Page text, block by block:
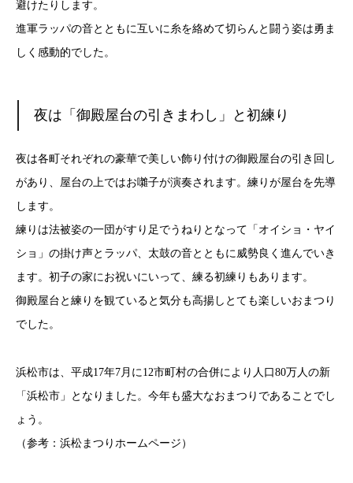
避けたりします。
進軍ラッパの音とともに互いに糸を絡めて切らんと闘う姿は勇ま
しく感動的でした。
夜は「御殿屋台の引きまわし」と初練り
夜は各町それぞれの豪華で美しい飾り付けの御殿屋台の引き回し
があり、屋台の上ではお囃子が演奏されます。練りが屋台を先導
します。
練りは法被姿の一団がすり足でうねりとなって「オイショ・ヤイ
ショ」の掛け声とラッパ、太鼓の音とともに威勢良く進んでいき
ます。初子の家にお祝いにいって、練る初練りもあります。
御殿屋台と練りを観ていると気分も高揚しとても楽しいおまつり
でした。
浜松市は、平成17年7月に12市町村の合併により人口80万人の新
「浜松市」となりました。今年も盛大なおまつりであることでし
ょう。
（参考：浜松まつりホームページ）